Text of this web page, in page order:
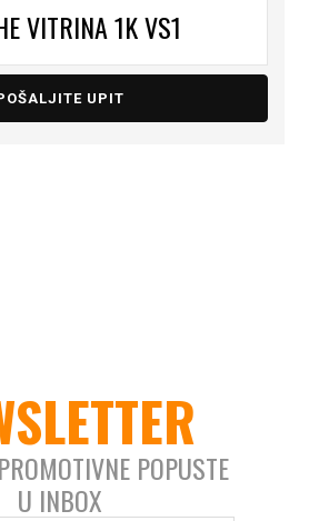
VITRINA 1K VS1
UPIT
POPUSTE
U INBOX